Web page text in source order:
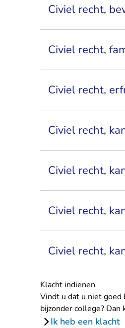
Civiel recht,
Civiel recht,
Civiel recht,
Civiel recht,
Civiel recht,
Civiel recht,
Civiel recht,
Klacht indienen
Vindt u dat u niet goed
bijzonder college?
Ik heb een klacht